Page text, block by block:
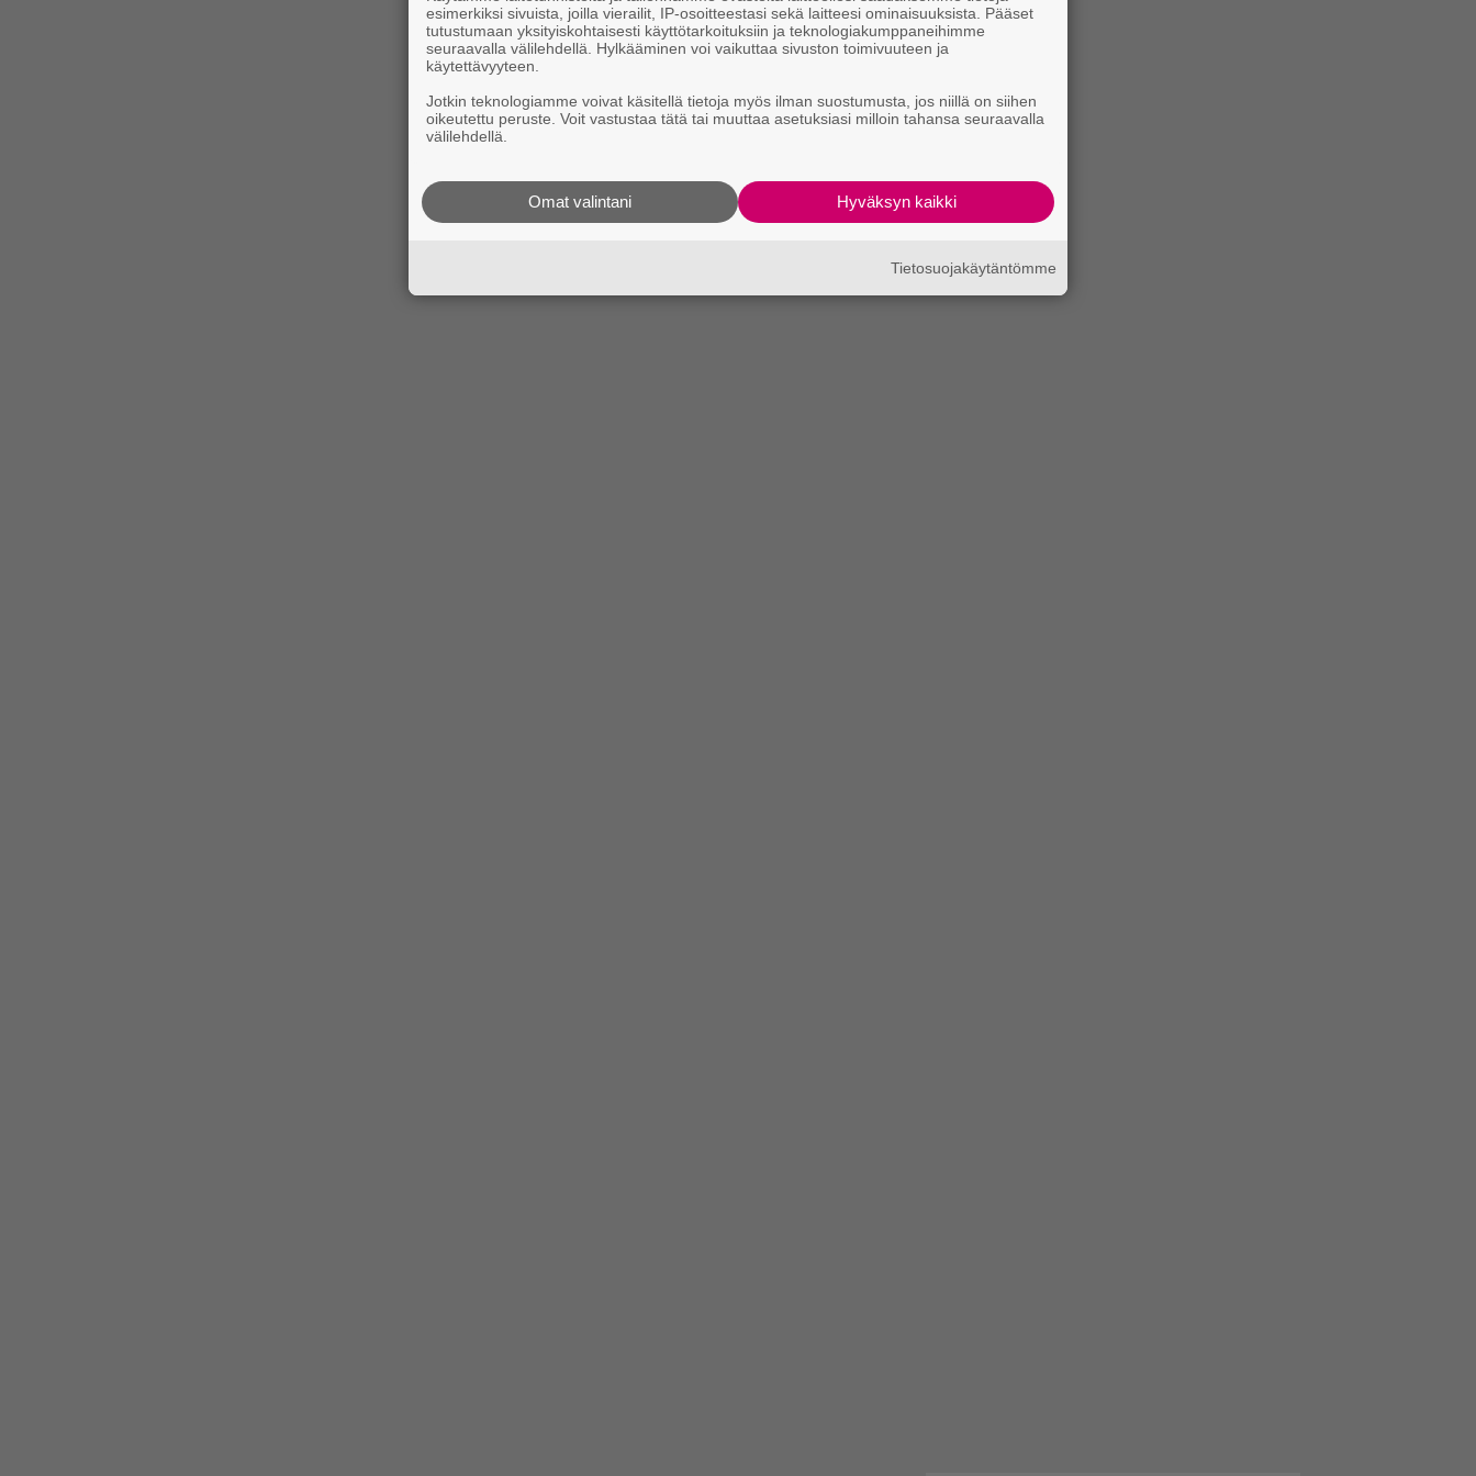
esimerkiksi sivuista, joilla vierailit, IP-osoitteestasi sekä laitteesi ominaisuuksista. Pääset
tutustumaan yksityiskohtaisesti käyttötarkoituksiin ja teknologiakumppaneihimme
seuraavalla välilehdellä. Hylkääminen voi vaikuttaa sivuston toimivuuteen ja
käytettävyyteen.
Jotkin teknologiamme voivat käsitellä tietoja myös ilman suostumusta, jos niillä on siihen
oikeutettu peruste. Voit vastustaa tätä tai muuttaa asetuksiasi milloin tahansa seuraavalla
välilehdellä.
Hyväksyn kaikki
Omat valintani
Tietosuojakäytäntömme